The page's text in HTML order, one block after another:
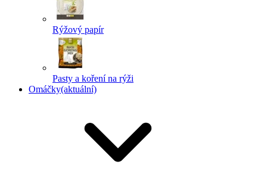
Rýžový papír
Pasty a koření na rýži
Omáčky(aktuální)